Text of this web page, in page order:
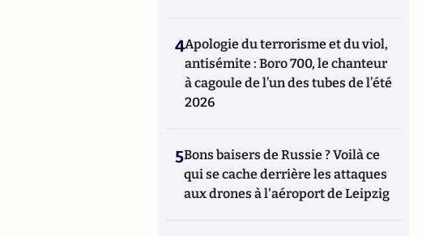
4Apologie du terrorisme et du viol,
antisémite : Boro 700, le chanteur
à cagoule de l’un des tubes de l’été
2026
5Bons baisers de Russie ? Voilà ce
qui se cache derrière les attaques
aux drones à l'aéroport de Leipzig